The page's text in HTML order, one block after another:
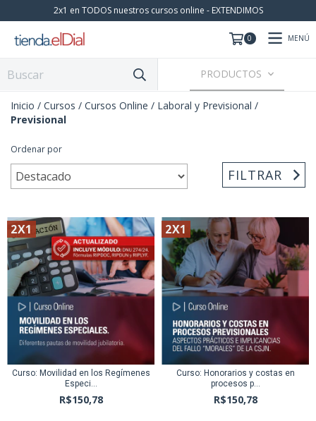
2x1 en TODOS nuestros cursos online - EXTENDIMOS
0 MENÚ
PRODUCTOS
Inicio / Cursos / Cursos Online / Laboral y Previsional /
Previsional
Ordenar por
FILTRAR
2X1
Curso: Movilidad en los Regímenes
Especi...
R$150,78
2X1
Curso: Honorarios y costas en
procesos p...
R$150,78